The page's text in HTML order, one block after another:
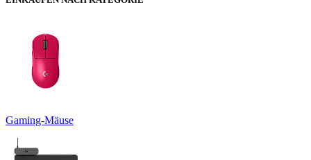
Gaming-Mäuse